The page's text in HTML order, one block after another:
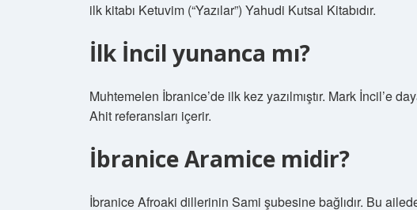
ilk kitabı Ketuvim (“Yazılar”) Yahudi Kutsal Kitabıdır.
İlk İncil yunanca mı?
Muhtemelen İbranice’de ilk kez yazılmıştır. Mark İncil’e
Ahit referansları içerir.
İbranice Aramice midir?
İbranice Afroaki dillerinin Sami şubesine bağlıdır. Bu